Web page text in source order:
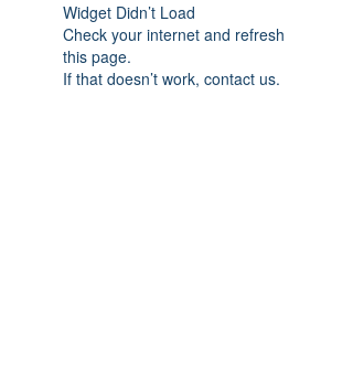
Widget Didn’t Load
Check your internet and refresh
this page.
If that doesn’t work, contact us.